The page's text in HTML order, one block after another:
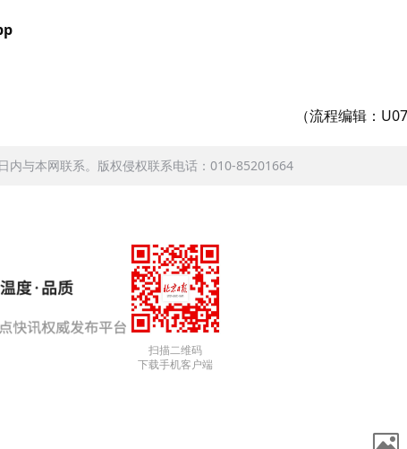
（流程编辑：
内与本网联系。版权侵权联系电话：010-85201664
扫描二维码
下载手机客户端